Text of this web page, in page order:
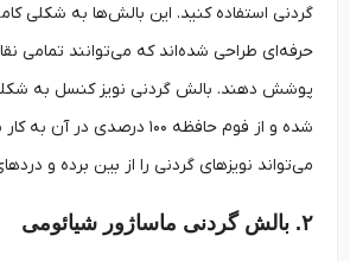
گردنی استفاده کنید. این بالش‌ها به شکلی کاملاً
حرفه‌ای طراحی شده‌اند که می‌توانند تمامی نقاط
پوشش دهند. بالش گردنی نویز کنسل به شکلی
شده و از فوم حافظه ۱۰۰ درصدی در آن به
می‌تواند نویزهای گردنی را از بین برده و دردهای